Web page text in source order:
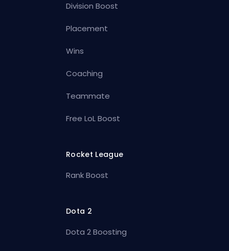
Division Boost
Placement
Wins
Coaching
Teammate
Free LoL Boost
Rocket League
Rank Boost
Dota 2
Dota 2 Boosting